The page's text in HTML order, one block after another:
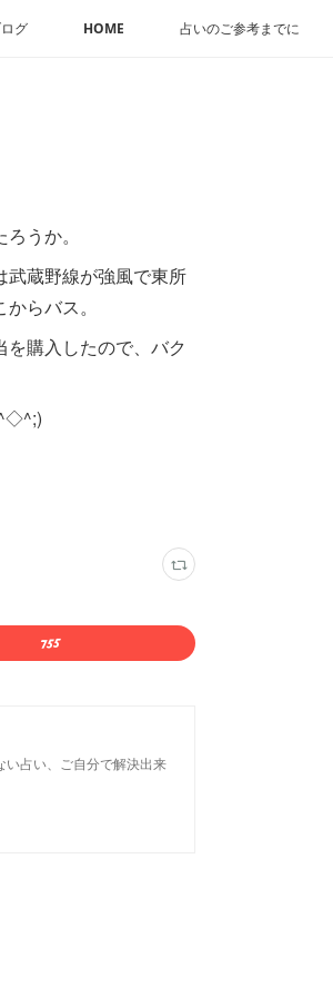
グ HOME 占いのご参考までに
うか。
武蔵野線が強風で東所
らバス。
購入したので、バク
い占い、ご自分で解決出来